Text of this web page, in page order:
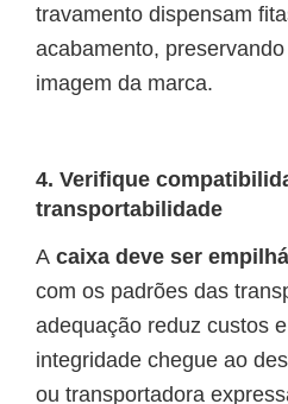
travamento dispensam
acabamento,
imagem da marca.
4. Verifique
transportabilidade
A caixa deve ser
com os padrões das
adequação reduz custos
integridade chegue ao
ou transportadora